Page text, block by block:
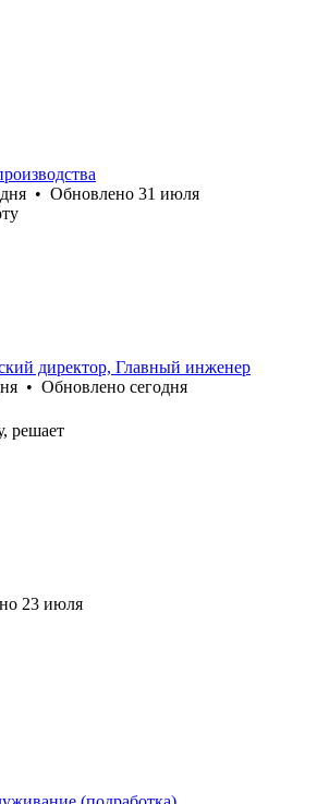
• Обновлено 31 июля
директор, Главный инженер
• Обновлено сегодня
решает
23 июля